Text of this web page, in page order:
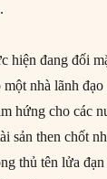
đang đối
nhà lãnh
hứng cho các
sản then chốt
thủ tên lửa